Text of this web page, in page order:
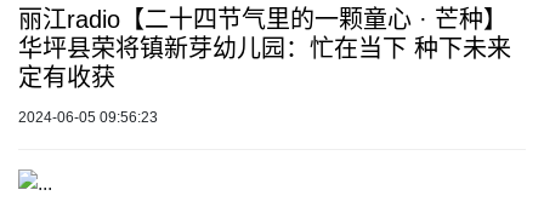
丽江radio【二十四节气里的一颗童心 · 芒种】
华坪县荣将镇新芽幼儿园：忙在当下 种下未来
定有收获
2024-06-05 09:56:23